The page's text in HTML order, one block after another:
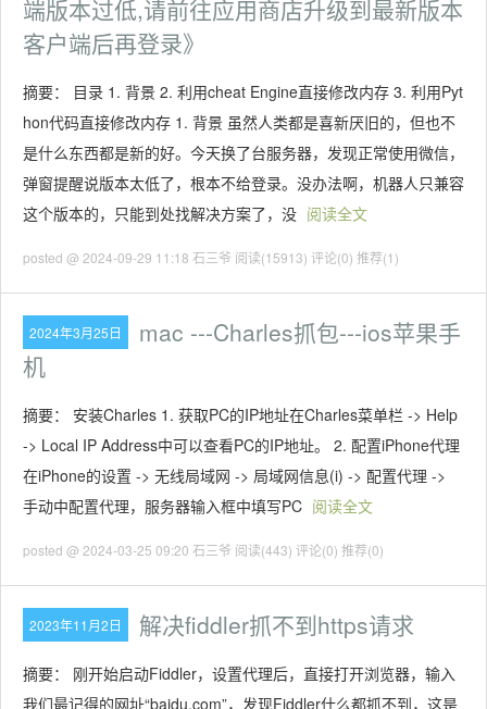
端版本过低,请前往应用商店升级到最新版本
客户端后再登录》
摘要： 目录 1. 背景 2. 利用cheat Engine直接修改内存 3. 利用Pyt
hon代码直接修改内存 1. 背景 虽然人类都是喜新厌旧的，但也不
是什么东西都是新的好。今天换了台服务器，发现正常使用微信，
弹窗提醒说版本太低了，根本不给登录。没办法啊，机器人只兼容
这个版本的，只能到处找解决方案了，没 阅读全文
posted @ 2024-09-29 11:18 石三爷 阅读(15913) 评论(0) 推荐(1)
2024年3月25日
mac ---Charles抓包---ios苹果手
机
摘要： 安装Charles 1. 获取PC的IP地址在Charles菜单栏 -> Help
-> Local IP Address中可以查看PC的IP地址。 2. 配置iPhone代理
在iPhone的设置 -> 无线局域网 -> 局域网信息(i) -> 配置代理 ->
手动中配置代理，服务器输入框中填写PC 阅读全文
posted @ 2024-03-25 09:20 石三爷 阅读(443) 评论(0) 推荐(0)
2023年11月2日 解决fiddler抓不到https请求
摘要： 刚开始启动Fiddler，设置代理后，直接打开浏览器，输入
我们最记得的网址“baidu.com”，发现Fiddler什么都抓不到，这是